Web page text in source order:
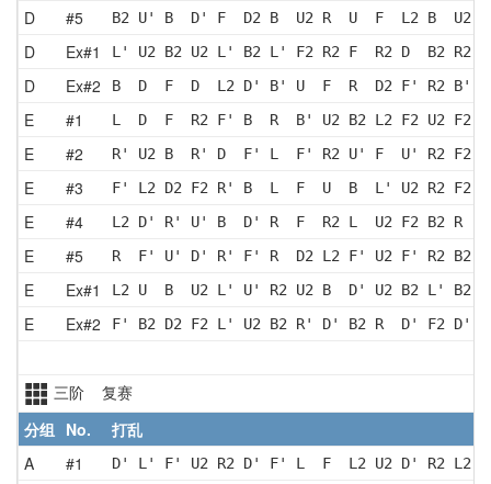
D #5 B2 U' B  D' F  D2 B  U2 R  U  F  L2 B  U2
D Ex#1 L' U2 B2 U2 L' B2 L' F2 R2 F  R2 D  B2 R2
D Ex#2 B  D  F  D  L2 D' B' U  F  R  D2 F' R2 B'
E #1 L  D  F  R2 F' B  R  B' U2 B2 L2 F2 U2 F2
E #2 R' U2 B  R' D  F' L  F' R2 U' F  U' R2 F2
E #3 F' L2 D2 F2 R' B  L  F  U  B  L' U2 R2 F2
E #4 L2 D' R' U' B  D' R  F  R2 L  U2 F2 B2 R
E #5 R  F' U' D' R' F' R  D2 L2 F' U2 F' R2 B2
E Ex#1 L2 U  B  U2 L' U' R2 U2 B  D' U2 B2 L' B2
E Ex#2 F' B2 D2 F2 L' U2 B2 R' D' B2 R  D' F2 D'
三阶 复赛
分组 No.
打乱
A
#1 D' L' F' U2 R2 D' F' L  F  L2 U2 D' R2 L2